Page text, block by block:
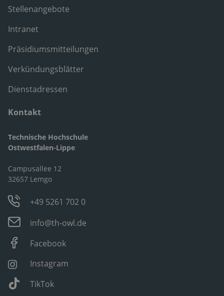
Stellenangebote
Intranet
Präsidiumsmitteilungen
Verkündungsblätter
Dienstadressen
Kontakt
Technische Hochschule
Ostwestfalen-Lippe
Campusallee 12
32657 Lemgo
+49 5261 702 0
info@th-owl.de
Facebook
Instagram
TikTok